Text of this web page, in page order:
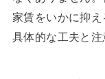
家賃をいかに抑
具体的な工夫と注